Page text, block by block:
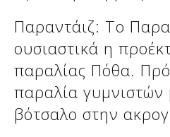
Παραντάιζ: Το
ουσιαστικά η
παραλίας Πόθα.
παραλία γυμνιστών
βότσαλο στην